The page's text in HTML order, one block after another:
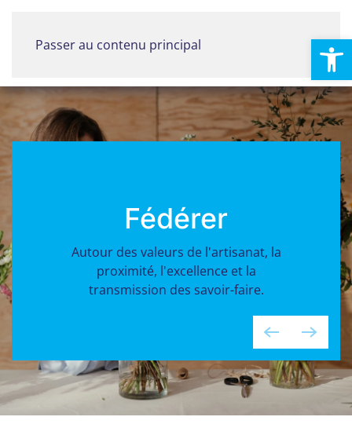
Ouvrir
Passer au contenu principal Menu
Fédérer
Autour des valeurs de l'artisanat, la
proximité, l'excellence et la
transmission des savoir-faire.